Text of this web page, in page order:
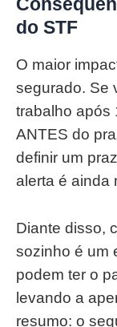
do STF
O maior
segurado. Se
trabalho após
ANTES do
definir um
alerta é ainda
Diante disso,
sozinho é um
podem ter o
levando a
resumo: o